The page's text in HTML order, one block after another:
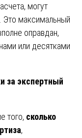
могут
Это максимальный
оправдан,
или десятками
за экспертный
того, сколько
,